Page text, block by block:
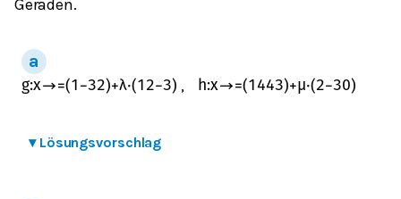
Geraden.
g:x→=(1 −32)+λ⋅(1 2−3) , h:x→=(1443)+μ⋅(2−30)
▾ Lösungsvorschlag